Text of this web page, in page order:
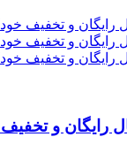
رایگان و